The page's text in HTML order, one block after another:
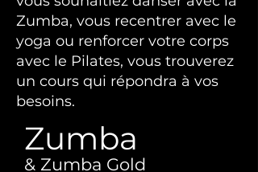
Zumba, vous recentrer avec le
yoga ou renforcer votre corps
avec le Pilates, vous trouverez
un cours qui répondra à vos
besoins.
Zumba
& Zumba Gold